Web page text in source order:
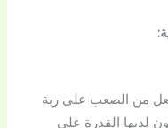
من الصعب على ربة
لديها القدرة على